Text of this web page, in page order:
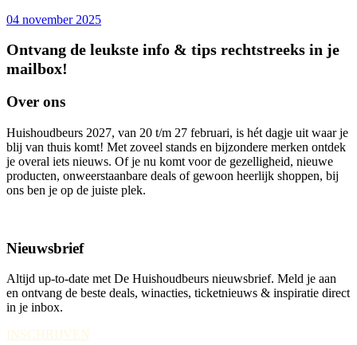
04 november 2025
Ontvang de leukste info & tips rechtstreeks in je
mailbox!
Over ons
Huishoudbeurs 2027, van 20 t/m 27 februari, is hét dagje uit waar je
blij van thuis komt! Met zoveel stands en bijzondere merken ontdek
je overal iets nieuws. Of je nu komt voor de gezelligheid, nieuwe
producten, onweerstaanbare deals of gewoon heerlijk shoppen, bij
ons ben je op de juiste plek.
Nieuwsbrief
Altijd up-to-date met De Huishoudbeurs nieuwsbrief. Meld je aan
en ontvang de beste deals, winacties, ticketnieuws & inspiratie direct
in je inbox.
INSCHRIJVEN